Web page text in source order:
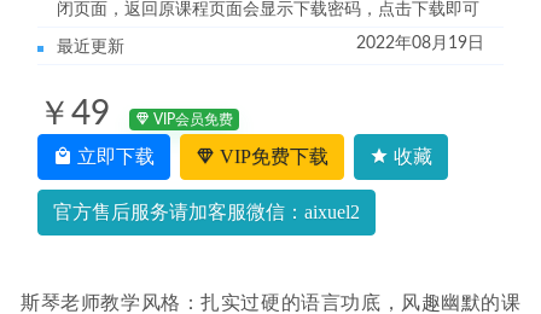
闭页面，返回原课程页面会显示下载密码，点击下载即可
最近更新 2022年08月19日
￥49 VIP会员免费
立即下载 VIP免费下载 收藏
官方售后服务请加客服微信：aixuel2
斯琴老师教学风格：扎实过硬的语言功底，风趣幽默的课
初中物理网课教程-简单学习网初二物理视频教程全套课程
+讲义（ 田鹏-郝老师-闫芳）
假）
2024-01-21